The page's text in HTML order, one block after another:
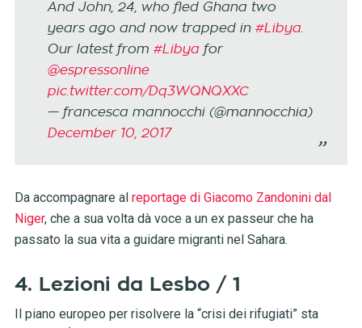
And John, 24, who fled Ghana two
years ago and now trapped in #Libya.
Our latest from #Libyafor
@espressonline
pic.twitter.com/Dq3WQNQXXC
— francesca mannocchi (@mannocchia)
December 10, 2017
Da accompagnare al reportage di Giacomo Zandonini dal
Niger, che a sua volta dà voce a un ex passeur che ha
passato la sua vita a guidare migranti nel Sahara.
4. Lezioni da Lesbo / 1
Il piano europeo per risolvere la “crisi dei rifugiati” sta